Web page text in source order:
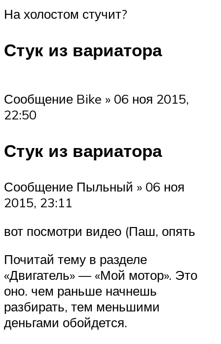
На холостом стучит?
Стук из вариатора
Сообщение Bike » 06 ноя 2015,
22:50
Стук из вариатора
Сообщение Пыльный » 06 ноя
2015, 23:11
вот посмотри видео (Паш, опять
Почитай тему в разделе
«Двигатель» — «Мой мотор». Это
оно. чем раньше начнешь
разбирать, тем меньшими
деньгами обойдется.